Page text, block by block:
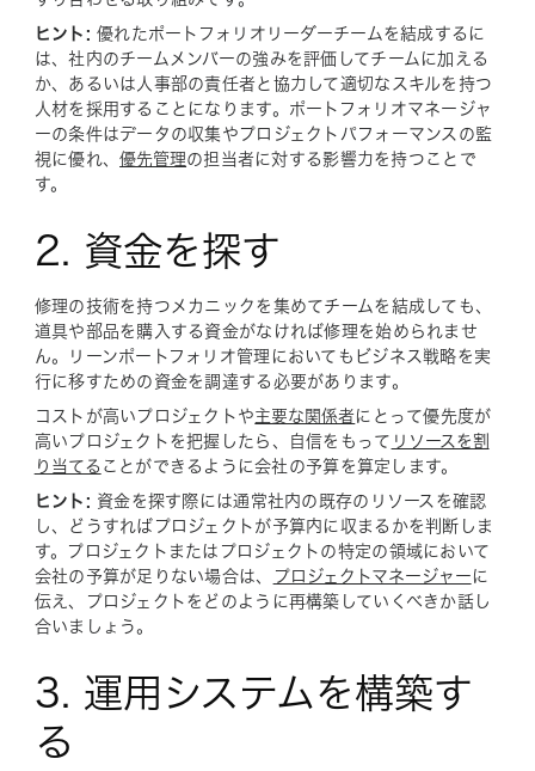
ヒント:優れたポートフォリオリーダーチームを結成するに
は、社内のチームメンバーの強みを評価してチームに加える
か、あるいは人事部の責任者と協力して適切なスキルを持つ
人材を採用することになります。ポートフォリオマネージャ
ーの条件はデータの収集やプロジェクトパフォーマンスの監
視に優れ、優先管理の担当者に対する影響力を持つことで
す。
2. 資金を探す
修理の技術を持つメカニックを集めてチームを結成しても、
道具や部品を購入する資金がなければ修理を始められませ
ん。リーンポートフォリオ管理においてもビジネス戦略を実
行に移すための資金を調達する必要があります。
コストが高いプロジェクトや主要な関係者にとって優先度が
高いプロジェクトを把握したら、自信をもって リソースを割
り当てる ことができるように会社の予算を算定します。
ヒント: 資金を探す際には通常社内の既存のリソースを確認
し、どうすればプロジェクトが予算内に収まるかを判断しま
す。プロジェクトまたはプロジェクトの特定の領域において
会社の予算が足りない場合は、
プロジェクトマネージャー に
伝え、プロジェクトをどのように再構築していくべきか話し
合いましょう。
3. 運用システムを構築す
る